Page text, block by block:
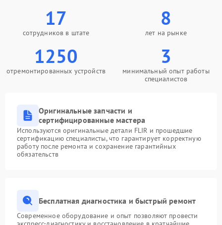
17
сотрудников в штате
8
лет на рынке
1250
отремонтированных устройств
3
минимальный опыт работы
специалистов
Оригинальные запчасти и
сертифицированные мастера
Используются оригинальные детали FLIR и прошедшие
сертификацию специалисты, что гарантирует корректную
работу после ремонта и сохранение гарантийных
обязательств
Бесплатная диагностика и быстрый ремонт
Современное оборудование и опыт позволяют провести